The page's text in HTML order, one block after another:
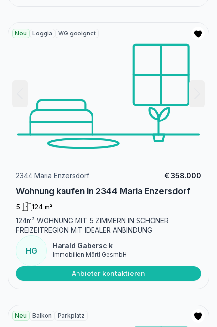
Neu Loggia WG geeignet
2344 Maria Enzersdorf € 358.000
Wohnung kaufen in 2344 Maria Enzersdorf
5
124 m²
124m² WOHNUNG MIT 5 ZIMMERN IN SCHÖNER
FREIZEITREGION MIT IDEALER ANBINDUNG
HG
Harald Gaberscik
Immobilien Mörtl GesmbH
Anbieter kontaktieren
Neu Balkon Parkplatz